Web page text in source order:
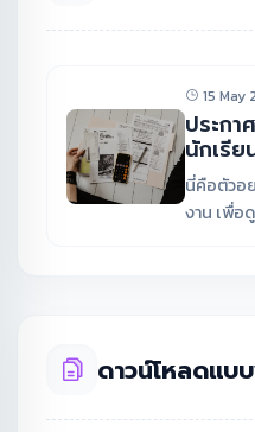
15 May
ประกา
นักเรี
นี่คือตัวอ
งาน เพื่อ
ดาวน์โหลดแบ